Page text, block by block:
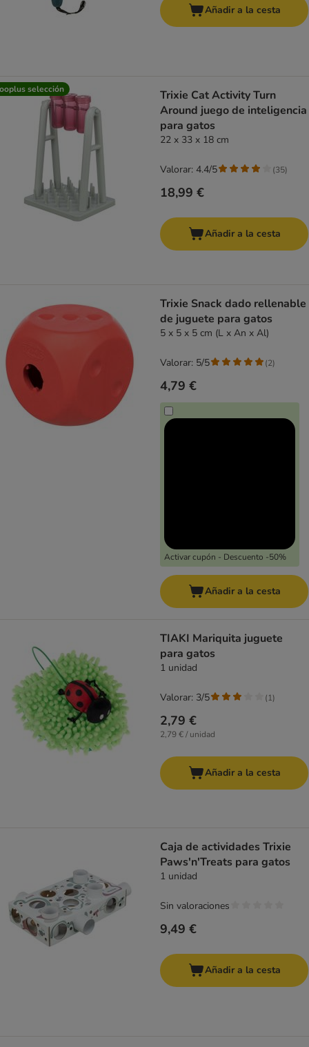
Añadir a la cesta
selección
Trixie Cat Activity Turn
Around juego de inteligencia
para gatos
22 x 33 x 18 cm
18,99 €
Valorar: 4.4/5 (35)
Añadir a la cesta
Trixie Snack dado rellenable
de juguete para gatos
5 x 5 x 5 cm (L x An x Al)
4,79 €
Activar cupón - Descuento -50%
Valorar: 5/5 (2)
Añadir a la cesta
TIAKI Mariquita juguete
para gatos
1 unidad
2,79 €
2,79 € / unidad
Valorar: 3/5 (1)
Añadir a la cesta
Caja de actividades Trixie
Paws'n'Treats para gatos
1 unidad
9,49 €
Sin valoraciones
Añadir a la cesta